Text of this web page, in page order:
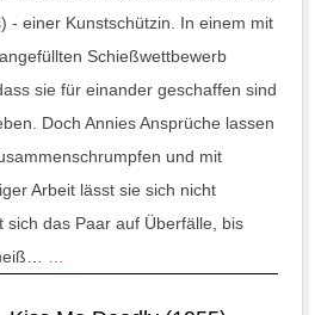
- einer Kunstschützin. In einem mit
Schießwettbewerb
sie für einander geschaffen sind
Doch Annies Ansprüche lassen
und mit
Arbeit lässt sie sich nicht
sich das Paar auf Überfälle, bis